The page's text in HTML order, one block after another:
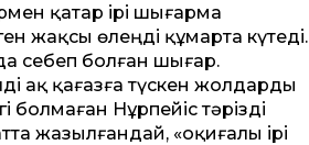
қатар ірі шығарма
жақсы өлеңді құмарта күтеді.
себеп болған шығар.
ақ қағазға түскен жолдарды
болмаған Нұрпейіс тәрізді
жазылғандай, «оқиғалы ірі